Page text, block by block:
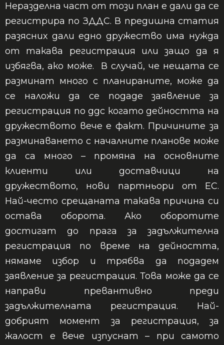
Неразделна част от този план е дали да се
регистрира по ЗДДС. В предишна статия
разясних дали едно дружество има нужда
от такава регистрация или защо да я
избягва, ако може.
В случай, че нещата се
разминат много с планираните, може да
се наложи да се подаде заявление за
регистрация по ддс когато дейността на
дружеството вече е факт. Причините за
разминаването с началните планове може
да са много – промяна на основните
клиенти или доставчици на
дружеството, нови партньори от ЕС.
Най-често срещаната такава причина си
остава оборота. Ако оборотите
достигат до прага за задължителна
регистрация по време на дейността,
нямаме избор и трябва да подадем
заявление за регистрация. Това може да се
направи превантивно преди
задължителната регистрация. Най-
добрият момент за регистрация, за
жалост е вече изпуснат – при самото